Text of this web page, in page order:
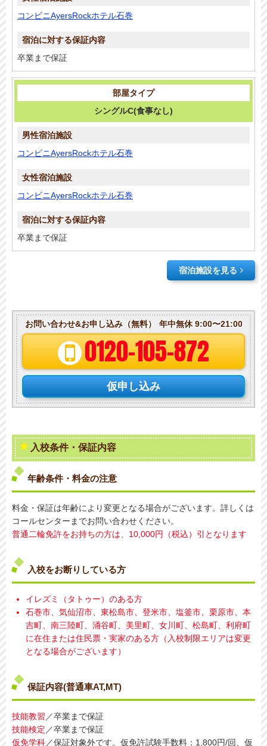
コンビニAyersRockホテル石巻
卒業まで保証
シングルC(食事なし)
コンビニAyersRockホテル石巻
コンビニAyersRockホテル石巻
卒業まで保証
宿泊施設を見る
お問い合わせ&お申し込み（無料） 年中無休 9:00〜21:00
0120-105-872
仮申し込み
入校条件・保証内容
年齢条件・料金の注意
料金・保証は年齢により変更となる場合がございます。詳しくは
コールセンターまでお問い合わせください。
普通二輪免許をお持ちの方は、10,000円（税込）引となります
入校をお断りしている方
イレズミ（タトゥー）のある方
石巻市、気仙沼市、東松島市、登米市、塩釜市、栗原市、本
吉町、南三陸町、涌谷町、美里町、女川町、松島町、利府町
に在住または住民票・実家のある方（入校制限エリアは変更
となる場合がございます）
保証内容(普通車AT,MT)
技能教習 ／卒業まで保証
技能検定 ／卒業まで保証
仮免学科／保証対象外です。仮免許試験手数料：1,800円/回、仮